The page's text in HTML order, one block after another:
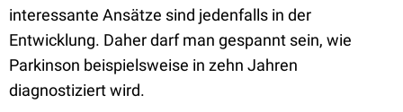
interessante Ansätze sind jedenfalls in der
Entwicklung. Daher darf man gespannt sein, wie
Parkinson beispielsweise in zehn Jahren
diagnostiziert wird.